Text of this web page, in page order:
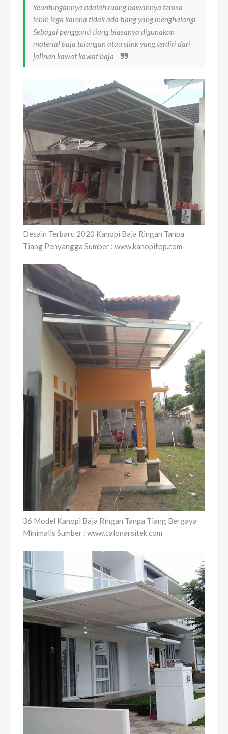
keuntungannya adalah ruang bawahnya terasa
lebih lega karena tidak ada tiang yang menghalangi
Sebagai pengganti tiang biasanya digunakan
material baja tulangan atau slink yang terdiri dari
jalinan kawat kawat baja
Desain Terbaru 2020 Kanopi Baja Ringan Tanpa
Tiang Penyangga Sumber : www.kanopitop.com
36 Model Kanopi Baja Ringan Tanpa Tiang Bergaya
Minimalis Sumber : www.calonarsitek.com